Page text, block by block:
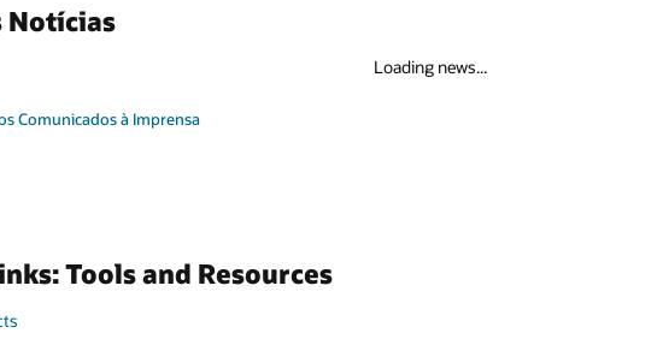
Notícias
Loading news...
Comunicados à Imprensa
Tools and Resources